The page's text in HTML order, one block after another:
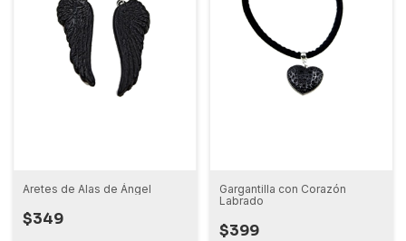
Aretes de Alas de Ángel
$349
Gargantilla con Corazón
Labrado
$399